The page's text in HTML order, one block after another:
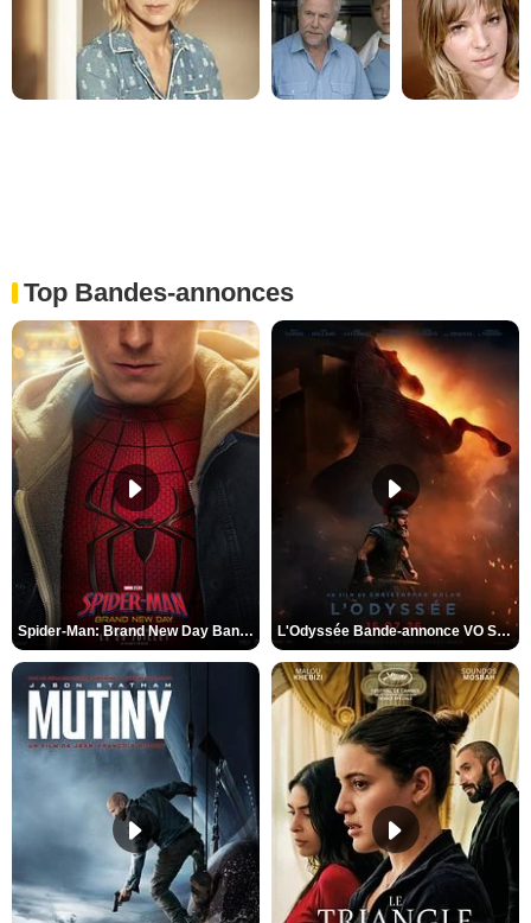
Top Bandes-annonces
Spider-Man: Brand New Day Bande-annonce VO STFR L'Odyssée Bande-annonce VO STFR